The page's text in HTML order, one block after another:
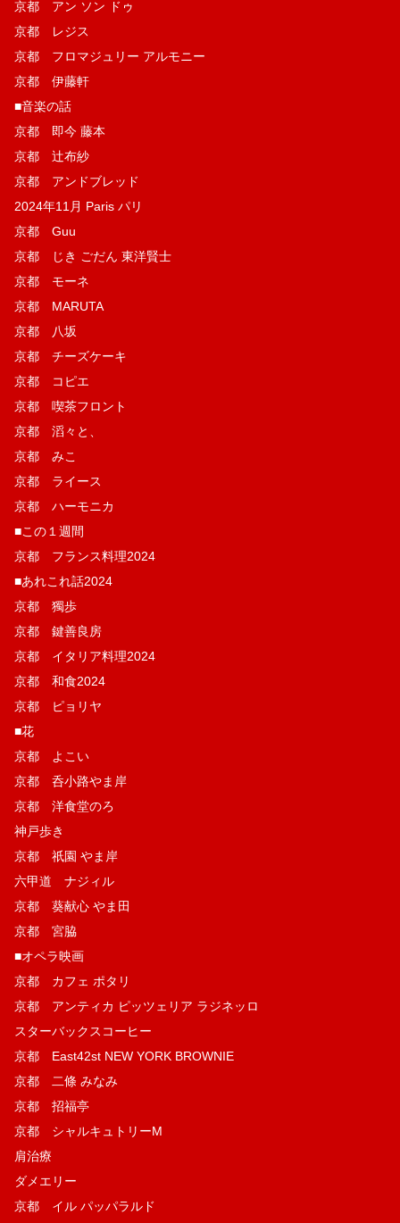
京都 アン ソン ドゥ
京都 レジス
京都 フロマジュリー アルモニー
京都 伊藤軒
■音楽の話
京都 即今 藤本
京都 辻布紗
京都 アンドブレッド
2024年11月 Paris パリ
京都 Guu
京都 じき ごだん 東洋賢士
京都 モーネ
京都 MARUTA
京都 八坂
京都 チーズケーキ
京都 コピエ
京都 喫茶フロント
京都 滔々と、
京都 みこ
京都 ライース
京都 ハーモニカ
■この１週間
京都 フランス料理2024
■あれこれ話2024
京都 獨歩
京都 鍵善良房
京都 イタリア料理2024
京都 和食2024
京都 ピョリヤ
■花
京都 よこい
京都 呑小路やま岸
京都 洋食堂のろ
神戸歩き
京都 祇園 やま岸
六甲道 ナジィル
京都 葵献心 やま田
京都 宮脇
■オペラ映画
京都 カフェ ポタリ
京都 アンティカ ピッツェリア ラジネッロ
スターバックスコーヒー
京都 East42st NEW YORK BROWNIE
京都 二條 みなみ
京都 招福亭
京都 シャルキュトリーM
肩治療
ダメエリー
京都 イル パッパラルド